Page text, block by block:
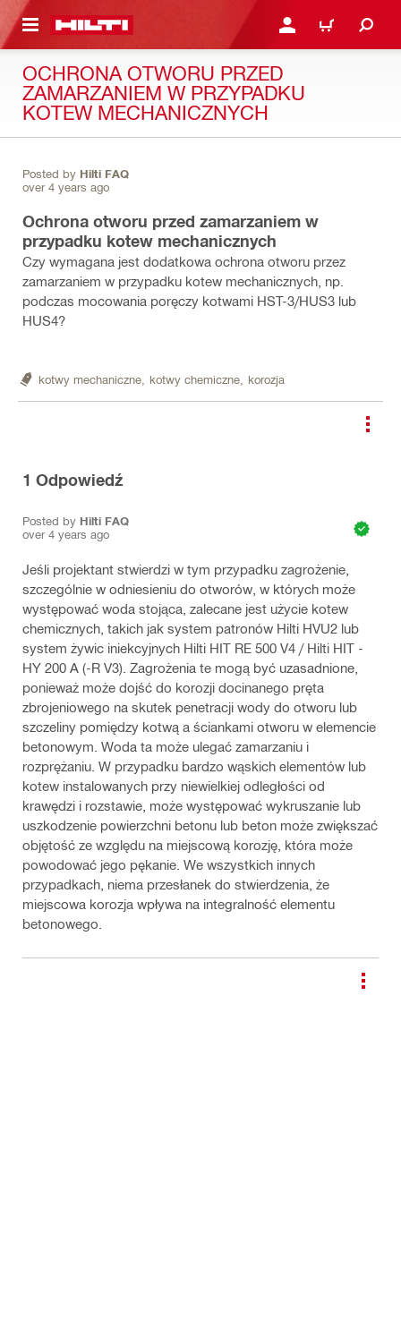
GŁÓWNEJ ZALOGUJ SIĘ LUB
CART
OCHRONA OTWORU PRZED
ZAMARZANIEM W PRZYPADKU
KOTEW MECHANICZNYCH
Posted by Hilti FAQ
over 4 years ago
Ochrona otworu przed zamarzaniem w
przypadku kotew mechanicznych
Czy wymagana jest dodatkowa ochrona otworu przez
zamarzaniem w przypadku kotew mechanicznych, np.
podczas mocowania poręczy kotwami HST-3/HUS3 lub
HUS4?
kotwy mechaniczne, kotwy chemiczne, korozja
1 Odpowiedź
Posted by Hilti FAQ
over 4 years ago
Jeśli projektant stwierdzi w tym przypadku zagrożenie,
szczególnie w odniesieniu do otworów, w których może
występować woda stojąca, zalecane jest użycie kotew
chemicznych, takich jak system patronów Hilti HVU2 lub
system żywic iniekcyjnych Hilti HIT RE 500 V4 / Hilti HIT -
HY 200 A (-R V3). Zagrożenia te mogą być uzasadnione,
ponieważ może dojść do korozji docinanego pręta
zbrojeniowego na skutek penetracji wody do otworu lub
szczeliny pomiędzy kotwą a ściankami otworu w elemencie
betonowym. Woda ta może ulegać zamarzaniu i
rozprężaniu. W przypadku bardzo wąskich elementów lub
kotew instalowanych przy niewielkiej odległości od
krawędzi i rozstawie, może występować wykruszanie lub
uszkodzenie powierzchni betonu lub beton może zwiększać
objętość ze względu na miejscową korozję, która może
powodować jego pękanie. We wszystkich innych
przypadkach, niema przesłanek do stwierdzenia, że
miejscowa korozja wpływa na integralność elementu
betonowego.